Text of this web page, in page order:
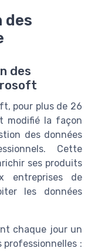
des
des
pour plus de 26
modifié la façon
des données
Cette
ses produits
entreprises de
les données
chaque jour un
professionnelles :